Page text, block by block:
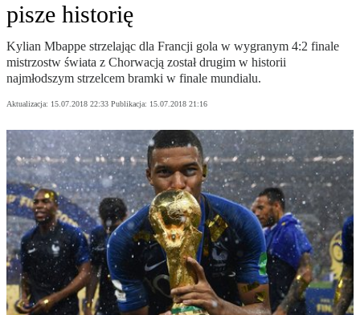
pisze historię
Kylian Mbappe strzelając dla Francji gola w wygranym 4:2 finale
mistrzostw świata z Chorwacją został drugim w historii
najmłodszym strzelcem bramki w finale mundialu.
Aktualizacja: 15.07.2018 22:33 Publikacja: 15.07.2018 21:16